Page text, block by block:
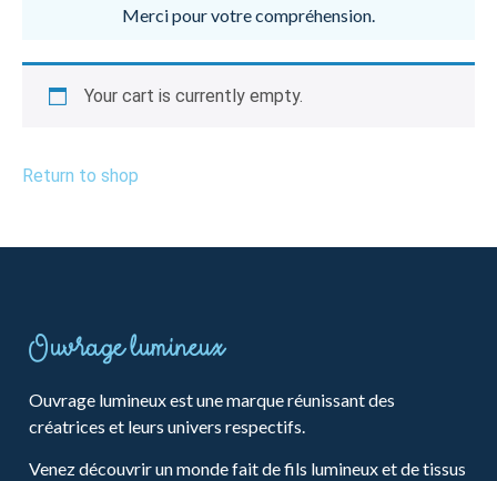
Merci pour votre compréhension.
Your cart is currently empty.
Return to shop
Ouvrage lumineux
Ouvrage lumineux est une marque réunissant des
créatrices et leurs univers respectifs.
Venez découvrir un monde fait de fils lumineux et de tissus